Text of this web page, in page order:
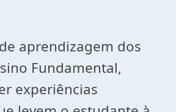
aprendizagem dos
Fundamental,
experiências